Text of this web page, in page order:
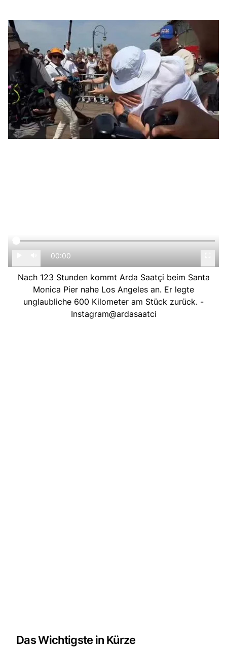
00:00
Nach 123 Stunden kommt Arda Saatçi beim Santa
Monica Pier nahe Los Angeles an. Er legte
unglaubliche 600 Kilometer am Stück zurück. -
Instagram@ardasaatci
Das Wichtigste in Kürze